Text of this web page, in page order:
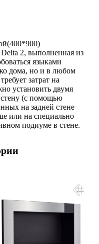
2, выполненная из
языками
дома, но и в любом
затрат на
установить двумя
стену (с помощью
на задней стене
или на специально
подиуме в стене.